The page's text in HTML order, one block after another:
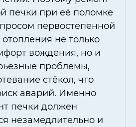
печки при её поломке
первостепенной
не только
вождения, но и
проблемы,
стёкол, что
аварий. Именно
печки должен
незамедлительно и